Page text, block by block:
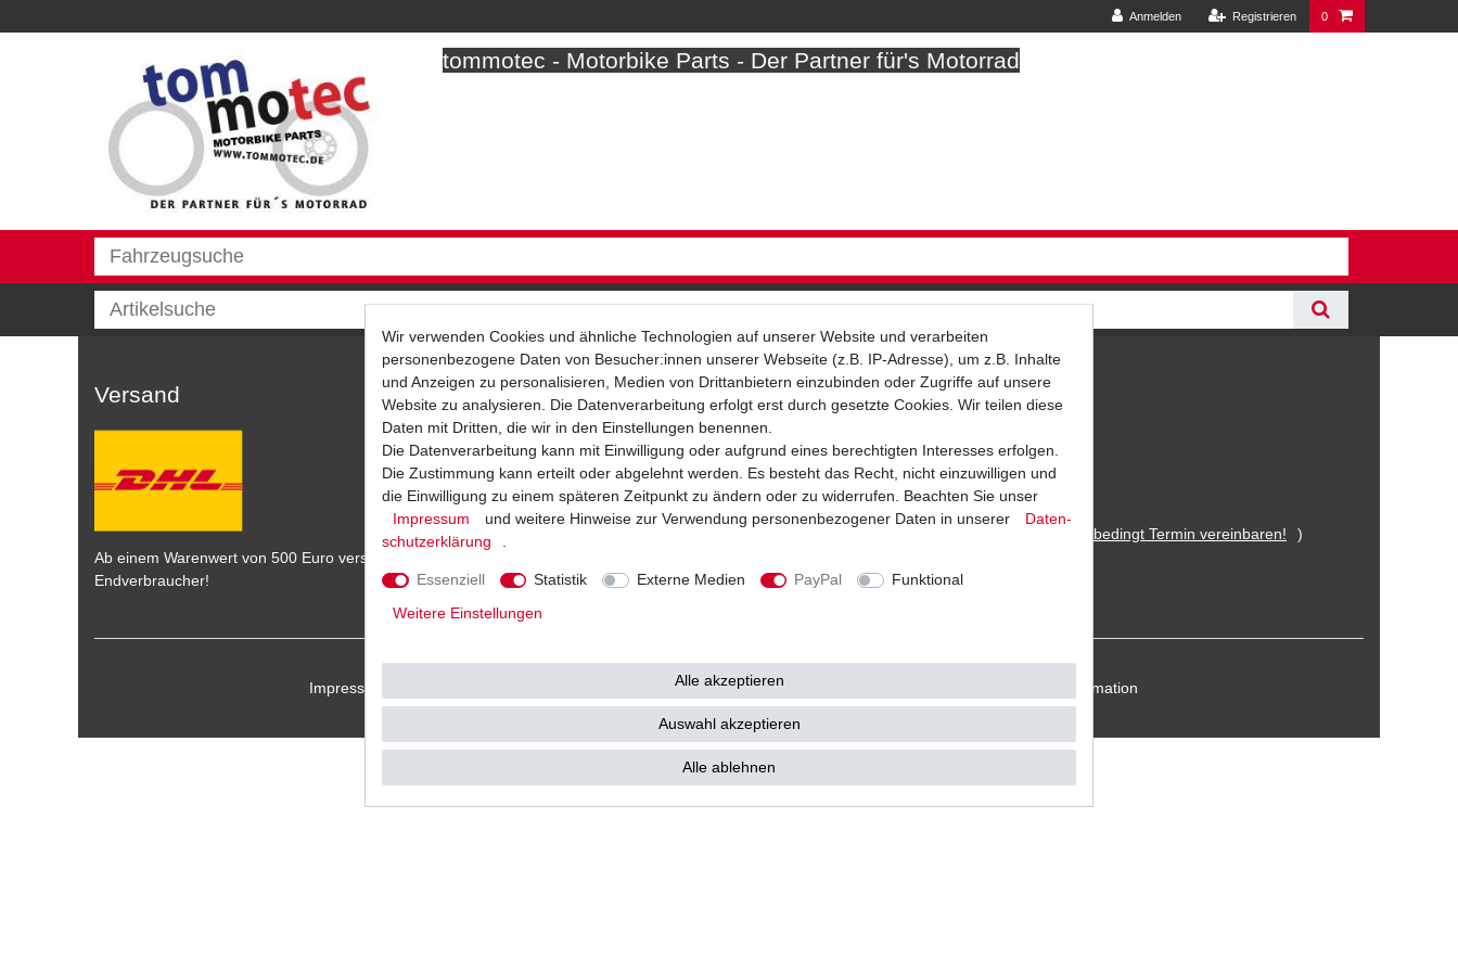
Anmelden Registrieren 0
tommotec - Motorbike Parts - Der Partner für's Motorrad
Versand
Ab einem Warenwert von 500 Euro versenden wir die Ware kostenlos zu Ihnen als
Endverbraucher!
Bezahlarten
Bitte unbedingt Termin vereinbaren! )
Impressum Widerrufs­recht Kontakt / Reklamation
Wir verwenden Cookies und ähnliche Technologien auf unserer Website und verarbeiten
personenbezogene Daten von Besucher:innen unserer Webseite (z.B. IP-Adresse), um z.B. Inhalte
und Anzeigen zu personalisieren, Medien von Drittanbietern einzubinden oder Zugriffe auf unsere
Website zu analysieren. Die Datenverarbeitung erfolgt erst durch gesetzte Cookies. Wir teilen diese
Daten mit Dritten, die wir in den Einstellungen benennen.
Die Datenverarbeitung kann mit Einwilligung oder aufgrund eines berechtigten Interesses erfolgen.
Die Zustimmung kann erteilt oder abgelehnt werden. Es besteht das Recht, nicht einzuwilligen und
die Einwilligung zu einem späteren Zeitpunkt zu ändern oder zu widerrufen. Beachten Sie unser
Impressum
und weitere Hinweise zur Verwendung personenbezogener Daten in unserer
Daten­
schutz­erklärung
Essenziell Statistik Externe Medien PayPal
Funktional
Weitere Einstellungen
Alle akzeptieren
Auswahl akzeptieren
Alle ablehnen